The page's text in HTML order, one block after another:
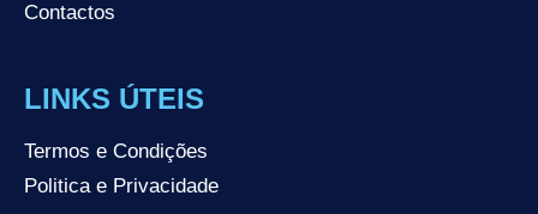
Contactos
LINKS ÚTEIS
Termos e Condições
Politica e Privacidade